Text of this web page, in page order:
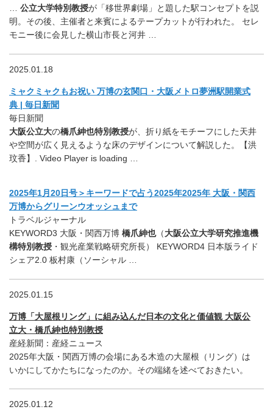
公立大学特別教授が「移世界劇場」と題した駅コンセプトを説
明。その後、主催者と来賓によるテープカットが行われた。 セレ
モニー後に会見した横山市長と河井 …
2025.01.18
ミャクミャクもお祝い 万博の玄関口・大阪メトロ夢洲駅開業式
典 | 毎日新聞
毎日新聞
大阪公立大の橋爪紳也特別教授が、折り紙をモチーフにした天井
や空間が広く見えるような床のデザインについて解説した。【洪
玟香】. Video Player is loading …
2025年1月20日号＞キーワードで占う2025年2025年 大阪・関西
万博からグリーンウオッシュまで
トラベルジャーナル
KEYWORD3 大阪・関西万博 橋爪紳也（大阪公立大学研究推進機
構特別教授 ・観光産業戦略研究所長） KEYWORD4 日本版ライド
シェア2.0 板村康（ソーシャル …
2025.01.15
万博「大屋根リング」に組み込んだ日本の文化と価値観 大阪公
立大・橋爪紳也特別教授
産経新聞：産経ニュース
2025年大阪・関西万博の会場にある木造の大屋根（リング）は
いかにしてかたちになったのか。その端緒を述べておきたい。
2025.01.12